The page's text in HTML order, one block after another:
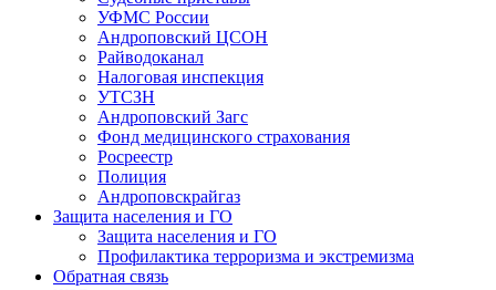
УФМС России
Андроповский ЦСОН
Райводоканал
Налоговая инспекция
УТСЗН
Андроповский Загс
Фонд медицинского страхования
Росреестр
Полиция
Андроповскрайгаз
Защита населения и ГО
Защита населения и ГО
Профилактика терроризма и экстремизма
Обратная связь